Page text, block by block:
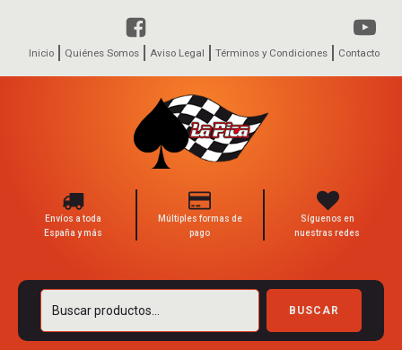
Inicio Quiénes Somos Aviso Legal Términos y Condiciones Contacto
Envíos a toda
España y más
Múltiples formas de
pago
Síguenos en
nuestras redes
Buscar
BUSCAR